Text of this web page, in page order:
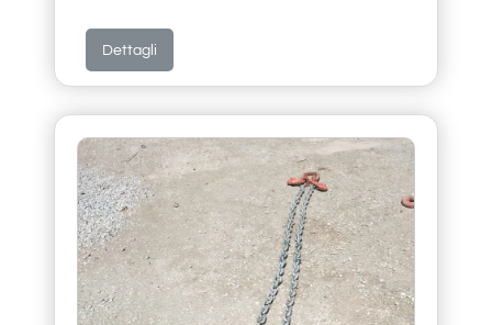
Dettagli